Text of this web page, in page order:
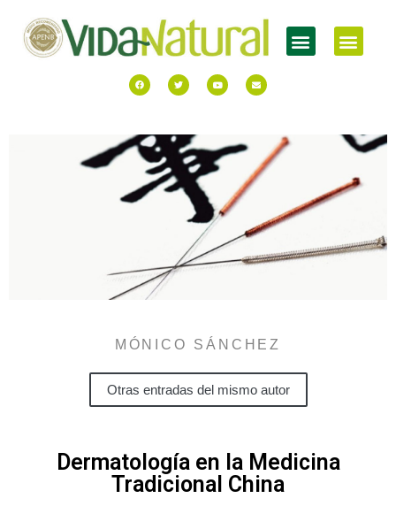
MÓNICO SÁNCHEZ
Otras entradas del mismo autor
Dermatología en la Medicina
Tradicional China